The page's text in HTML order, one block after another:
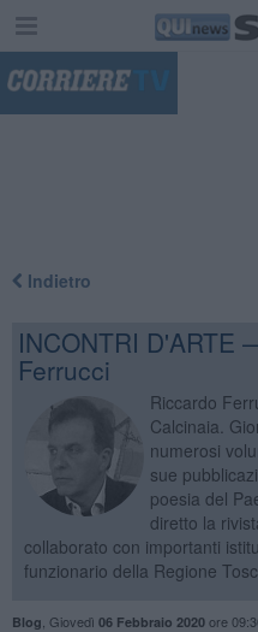
Indietro
INCONTRI D'ARTE
Ferrucci
Riccardo
Calcinaia.
numerosi
sue
poesia del
diretto la
collaborato con importanti
funzionario della Regione
Blog Giovedì 06 Febbraio 2020ore